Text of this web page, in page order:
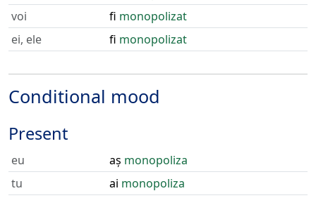
voi
fi monopolizat
ei, ele
fi monopolizat
Conditional mood
Present
eu aș monopoliza
tu
ai monopoliza